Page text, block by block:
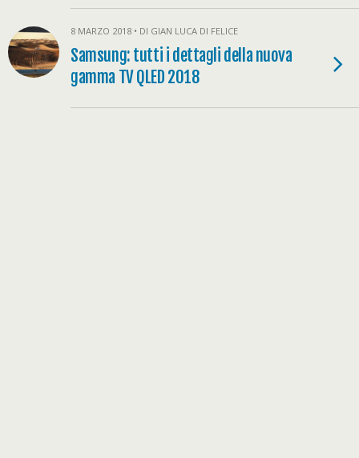
8 MARZO 2018 • DI GIAN LUCA DI FELICE
Samsung: tutti i dettagli della nuova
gamma TV QLED 2018